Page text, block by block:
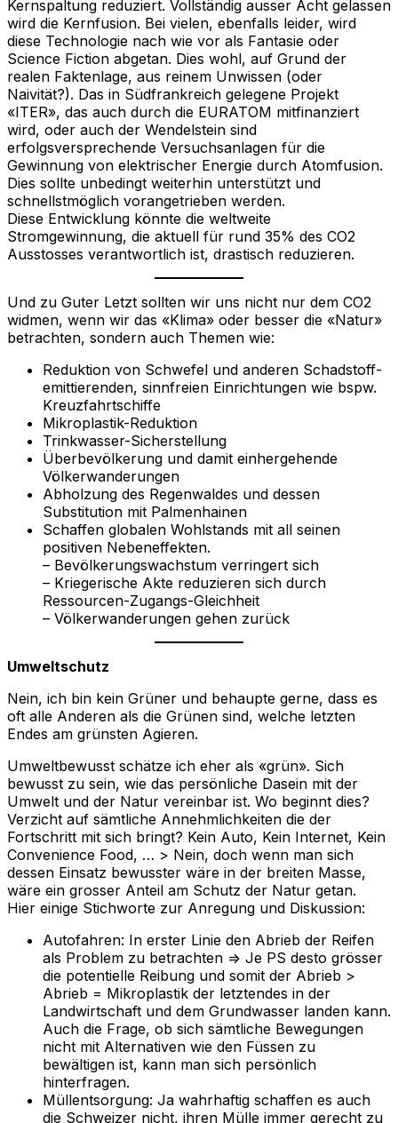
Kernspaltung reduziert. Vollständig ausser Acht gelassen
wird die Kernfusion. Bei vielen, ebenfalls leider, wird
diese Technologie nach wie vor als Fantasie oder
Science Fiction abgetan. Dies wohl, auf Grund der
realen Faktenlage, aus reinem Unwissen (oder
Naivität?). Das in Südfrankreich gelegene Projekt
«ITER», das auch durch die EURATOM mitfinanziert
wird, oder auch der Wendelstein sind
erfolgsversprechende Versuchsanlagen für die
Gewinnung von elektrischer Energie durch Atomfusion.
Dies sollte unbedingt weiterhin unterstützt und
schnellstmöglich vorangetrieben werden.
Diese Entwicklung könnte die weltweite
Stromgewinnung, die aktuell für rund 35% des CO2
Ausstosses verantwortlich ist, drastisch reduzieren.
Und zu Guter Letzt sollten wir uns nicht nur dem CO2
widmen, wenn wir das «Klima» oder besser die «Natur»
betrachten, sondern auch Themen wie:
Reduktion von Schwefel und anderen Schadstoff-
emittierenden, sinnfreien Einrichtungen wie bspw.
Kreuzfahrtschiffe
Mikroplastik-Reduktion
Trinkwasser-Sicherstellung
Überbevölkerung und damit einhergehende
Völkerwanderungen
Abholzung des Regenwaldes und dessen
Substitution mit Palmenhainen
Schaffen globalen Wohlstands mit all seinen
positiven Nebeneffekten.
– Bevölkerungswachstum verringert sich
– Kriegerische Akte reduzieren sich durch
Ressourcen-Zugangs-Gleichheit
– Völkerwanderungen gehen zurück
Umweltschutz
Nein, ich bin kein Grüner und behaupte gerne, dass es
oft alle Anderen als die Grünen sind, welche letzten
Endes am grünsten Agieren.
Umweltbewusst schätze ich eher als «grün». Sich
bewusst zu sein, wie das persönliche Dasein mit der
Umwelt und der Natur vereinbar ist. Wo beginnt dies?
Verzicht auf sämtliche Annehmlichkeiten die der
Fortschritt mit sich bringt? Kein Auto, Kein Internet, Kein
Convenience Food, … > Nein, doch wenn man sich
dessen Einsatz bewusster wäre in der breiten Masse,
wäre ein grosser Anteil am Schutz der Natur getan.
Hier einige Stichworte zur Anregung und Diskussion:
Autofahren: In erster Linie den Abrieb der Reifen
als Problem zu betrachten => Je PS desto grösser
die potentielle Reibung und somit der Abrieb >
Abrieb = Mikroplastik der letztendes in der
Landwirtschaft und dem Grundwasser landen kann.
Auch die Frage, ob sich sämtliche Bewegungen
nicht mit Alternativen wie den Füssen zu
bewältigen ist, kann man sich persönlich
hinterfragen.
Müllentsorgung: Ja wahrhaftig schaffen es auch
die Schweizer nicht, ihren Mülle immer gerecht zu